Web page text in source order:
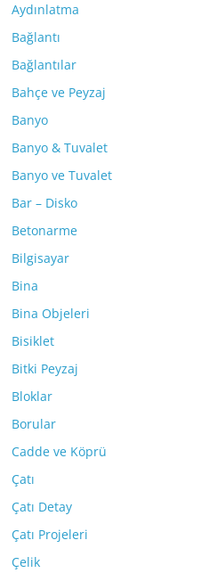
Aydınlatma
Bağlantı
Bağlantılar
Bahçe ve Peyzaj
Banyo
Banyo & Tuvalet
Banyo ve Tuvalet
Bar – Disko
Betonarme
Bilgisayar
Bina
Bina Objeleri
Bisiklet
Bitki Peyzaj
Bloklar
Borular
Cadde ve Köprü
Çatı
Çatı Detay
Çatı Projeleri
Çelik